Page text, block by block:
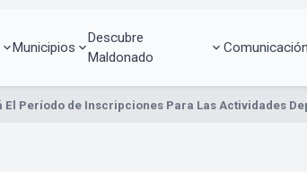
Municipios
Descubre
Maldonado
Comunicación
El Período de Inscripciones Para Las Actividades